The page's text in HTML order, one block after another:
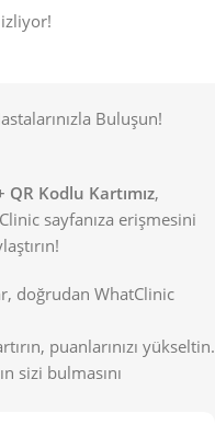
Buluşun!
QR Kodlu Kartımız,
sayfanıza erişmesini
doğrudan WhatClinic
puanlarınızı yükseltin.
sizi bulmasını